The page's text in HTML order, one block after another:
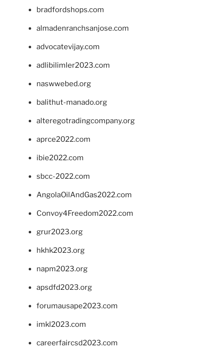
bradfordshops.com
almadenranchsanjose.com
advocatevijay.com
adlibilimler2023.com
naswwebed.org
balithut-manado.org
alteregotradingcompany.org
aprce2022.com
ibie2022.com
sbcc-2022.com
AngolaOilAndGas2022.com
Convoy4Freedom2022.com
grur2023.org
hkhk2023.org
napm2023.org
apsdfd2023.org
forumausape2023.com
imkl2023.com
careerfaircsd2023.com